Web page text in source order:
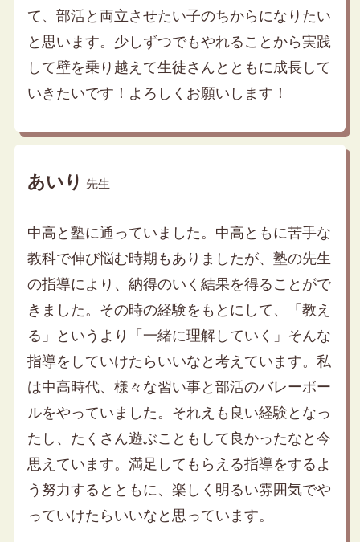
て、部活と両立させたい子のちからになりたい
と思います。少しずつでもやれることから実践
して壁を乗り越えて生徒さんとともに成長して
いきたいです！よろしくお願いします！
あいり 先生
中高と塾に通っていました。中高ともに苦手な
教科で伸び悩む時期もありましたが、塾の先生
の指導により、納得のいく結果を得ることがで
きました。その時の経験をもとにして、「教え
る」というより「一緒に理解していく」そんな
指導をしていけたらいいなと考えています。私
は中高時代、様々な習い事と部活のバレーボー
ルをやっていました。それえも良い経験となっ
たし、たくさん遊ぶこともして良かったなと今
思えています。満足してもらえる指導をするよ
う努力するとともに、楽しく明るい雰囲気でや
っていけたらいいなと思っています。